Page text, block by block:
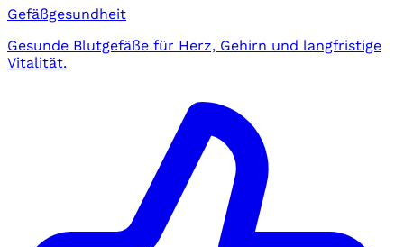
Gefäßgesundheit
Gesunde Blutgefäße für Herz, Gehirn und langfristige
Vitalität.